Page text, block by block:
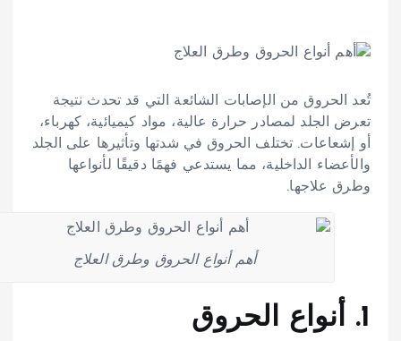
تُعد الحروق من الإصابات الشائعة التي قد تحدث نتيجة
تعرض الجلد لمصادر حرارة عالية، مواد كيميائية، كهرباء،
أو إشعاعات. تختلف الحروق في شدتها وتأثيرها على الجلد
والأعضاء الداخلية، مما يستدعي فهمًا دقيقًا لأنواعها
وطرق علاجها.
أهم أنواع الحروق وطرق العلاج
1. أنواع الحروق